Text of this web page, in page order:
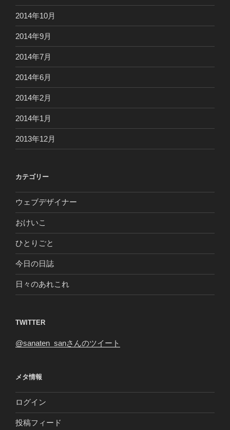
2014年10月
2014年9月
2014年7月
2014年6月
2014年2月
2014年1月
2013年12月
カテゴリー
ウェブデザイナー
おけいこ
ひとりごと
今日の日誌
日々のあれこれ
TWITTER
@sanaten_sanさんのツイート
メタ情報
ログイン
投稿フィード